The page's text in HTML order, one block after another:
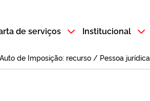
de serviços Institucional
Auto de Imposição: recurso / Pessoa